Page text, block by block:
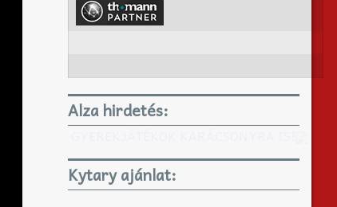
Alza hirdetés:
Kytary ajánlat: